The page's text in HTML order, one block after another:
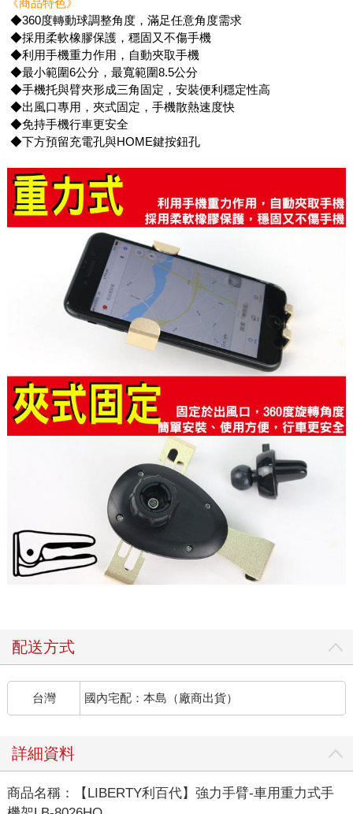
《商品特色》
◆360度轉動球調整角度，滿足任意角度需求
◆採用柔軟橡膠保護，穩固又不傷手機
◆利用手機重力作用，自動夾取手機
◆最小範圍6公分，最寬範圍8.5公分
◆手機托與臂夾形成三角固定，安裝便利穩定性高
◆出風口專用，夾式固定，手機散熱速度快
◆免持手機行車更安全
◆下方預留充電孔與HOME鍵按鈕孔
配送方式
台灣 國內宅配：本島（廠商出貨）
詳細資料
商品名稱：【LIBERTY利百代】強力手臂-車用重力式手